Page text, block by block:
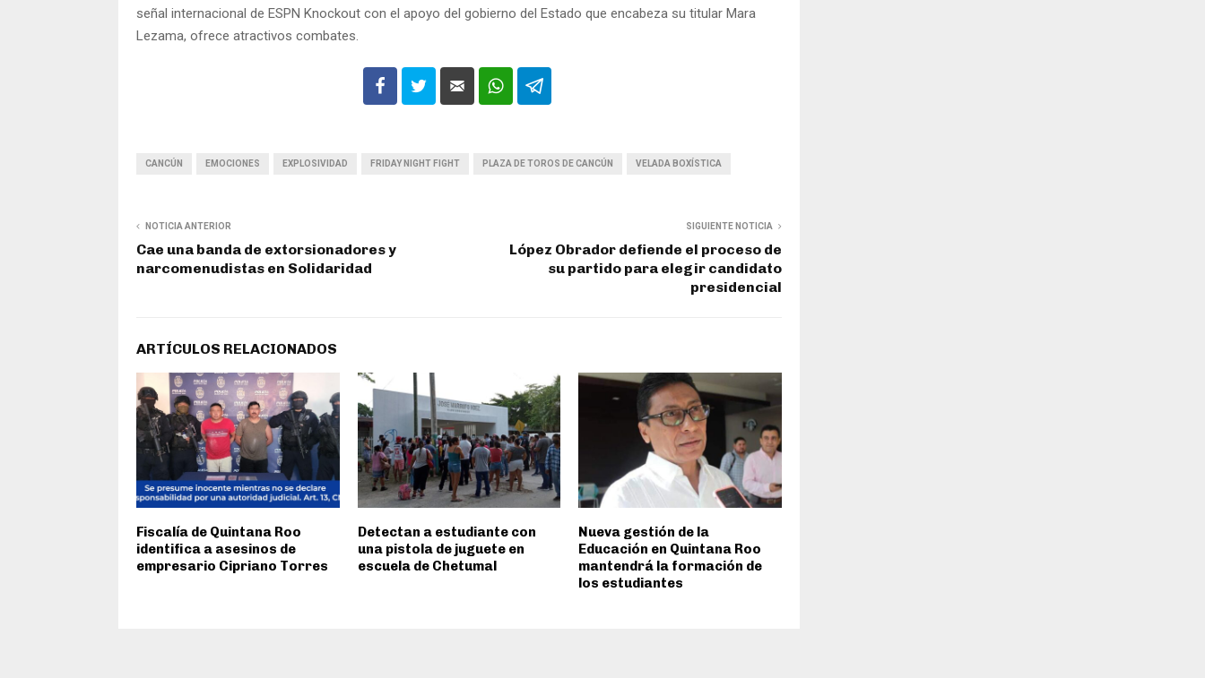
señal internacional de ESPN Knockout con el apoyo del gobierno del Estado que encabeza su titular Mara
Lezama, ofrece atractivos combates.
CANCÚN EMOCIONES EXPLOSIVIDAD FRIDAY NIGHT FIGHT PLAZA DE TOROS DE CANCÚN VELADA BOXÍSTICA
NOTICIA ANTERIOR
Cae una banda de extorsionadores y
narcomenudistas en Solidaridad
SIGUIENTE NOTICIA
López Obrador defiende el proceso de
su partido para elegir candidato
presidencial
ARTÍCULOS RELACIONADOS
Fiscalía de Quintana Roo
identifica a asesinos de
empresario Cipriano Torres
Detectan a estudiante con
una pistola de juguete en
escuela de Chetumal
Nueva gestión de la
Educación en Quintana Roo
mantendrá la formación de
los estudiantes